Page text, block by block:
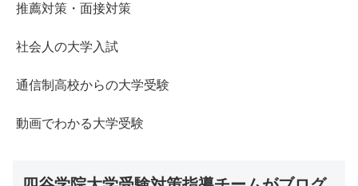
推薦対策・面接対策
社会人の大学入試
通信制高校からの大学受験
動画でわかる大学受験